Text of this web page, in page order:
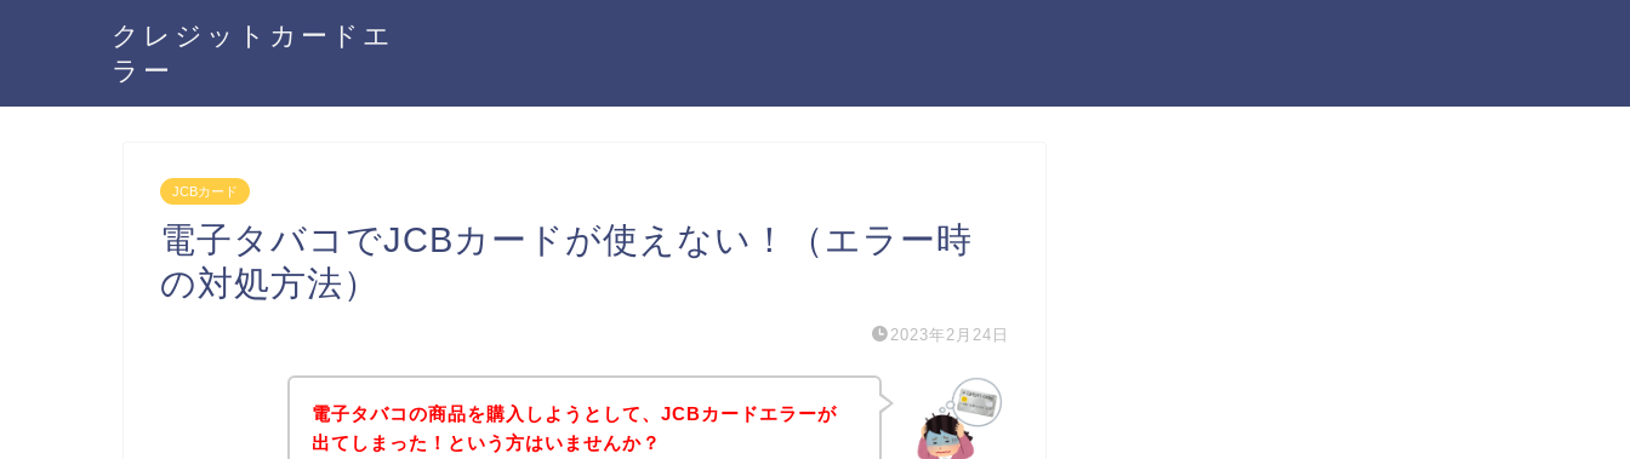
クレジットカードエ
ラー
JCBカード
電子タバコでJCBカードが使えない！（エラー時
の対処方法）
2023年2月24日
電子タバコの商品を購入しようとして、JCBカードエラーが
出てしまった！という方はいませんか？